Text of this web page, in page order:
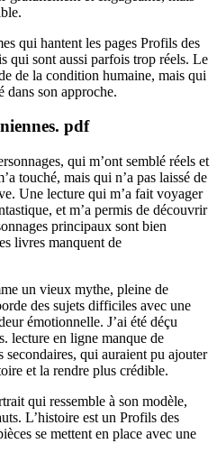
qui hantent les pages Profils des
qui sont aussi parfois trop réels. Le
de la condition humaine, mais qui
dans son approche.
pdf
qui m’ont semblé réels et
touché, mais qui n’a pas laissé de
Une lecture qui m’a fait voyager
et m’a permis de découvrir
principaux sont bien
livres manquent de
un vieux mythe, pleine de
des sujets difficiles avec une
émotionnelle. J’ai été déçu
lecture en ligne manque de
secondaires, qui auraient pu ajouter
et la rendre plus crédible.
qui ressemble à son modèle,
L’histoire est un Profils des
se mettent en place avec une